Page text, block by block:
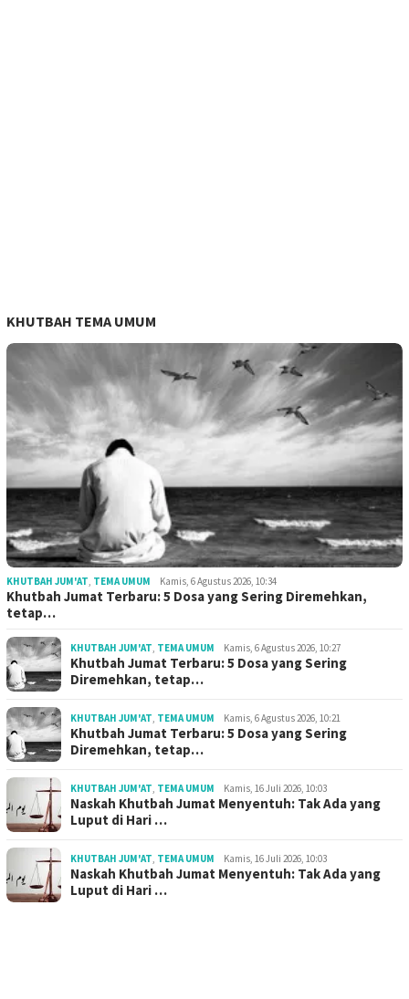
KHUTBAH TEMA UMUM
KHUTBAH JUM'AT TEMA UMUM Kamis, 6 Agustus 2026, 10:34
Khutbah Jumat Terbaru: 5 Dosa yang Sering Diremehkan,
tetap…
KHUTBAH JUM'AT TEMA UMUM Kamis, 6 Agustus 2026, 10:27
Khutbah Jumat Terbaru: 5 Dosa yang Sering
Diremehkan, tetap…
KHUTBAH JUM'AT TEMA UMUM Kamis, 6 Agustus 2026, 10:21
Khutbah Jumat Terbaru: 5 Dosa yang Sering
Diremehkan, tetap…
KHUTBAH JUM'AT TEMA UMUM Kamis, 16 Juli 2026, 10:03
Naskah Khutbah Jumat Menyentuh: Tak Ada yang
Luput di Hari …
KHUTBAH JUM'AT TEMA UMUM Kamis, 16 Juli 2026, 10:03
Naskah Khutbah Jumat Menyentuh: Tak Ada yang
Luput di Hari …